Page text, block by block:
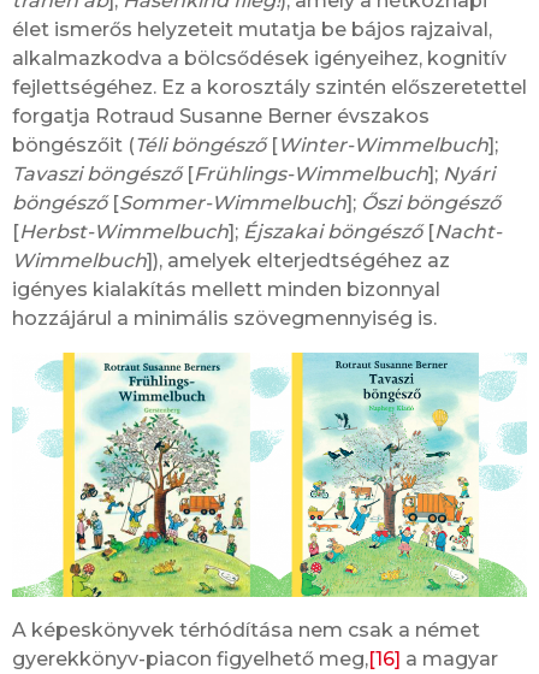
élet ismerős helyzeteit mutatja be bájos rajzaival,
alkalmazkodva a bölcsődések igényeihez, kognitív
fejlettségéhez. Ez a korosztály szintén előszeretettel
forgatja Rotraud Susanne Berner évszakos
böngészőit (Téli böngésző[Winter-Wimmelbuch];
Tavaszi böngésző[Frühlings-Wimmelbuch]; Nyári
böngésző[Sommer-Wimmelbuch]; Őszi böngésző
[Herbst-Wimmelbuch]; Éjszakai böngésző[Nacht-
Wimmelbuch]), amelyek elterjedtségéhez az
igényes kialakítás mellett minden bizonnyal
hozzájárul a minimális szövegmennyiség is.
A képeskönyvek térhódítása nem csak a német
gyerekkönyv-piacon figyelhető meg,[16] a magyar